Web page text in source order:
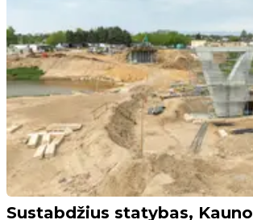
Sustabdžius statybas, Kauno